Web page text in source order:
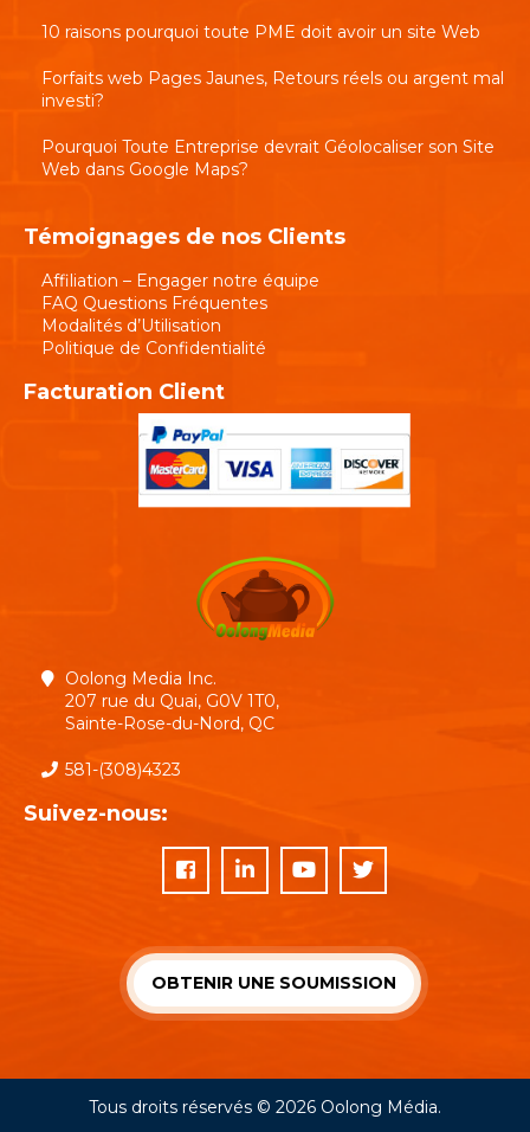
10 raisons pourquoi toute PME doit avoir un site Web
Forfaits web Pages Jaunes, Retours réels ou argent mal
investi?
Pourquoi Toute Entreprise devrait Géolocaliser son Site
Web dans Google Maps?
Témoignages de nos Clients
Affiliation – Engager notre équipe
FAQ Questions Fréquentes
Modalités d’Utilisation
Politique de Confidentialité
Facturation Client
Oolong Media Inc.
207 rue du Quai, G0V 1T0,
Sainte-Rose-du-Nord, QC
581-(308)4323
Suivez-nous:
OBTENIR UNE SOUMISSION
Tous droits réservés © 2026 Oolong Média.